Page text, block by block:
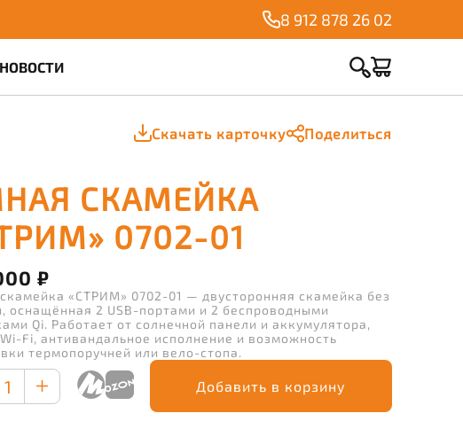
8 912 878 26 02
Скачать карточку Поделиться
СКАМЕЙКА
0702-01
₽
«СТРИМ» 0702-01 — двусторонняя скамейка без
оснащённая 2 USB-портами и 2 беспроводными
Qi. Работает от солнечной панели и аккумулятора,
Fi, антивандальное исполнение и возможность
термопоручней или вело-стопа.
1 Добавить в корзину